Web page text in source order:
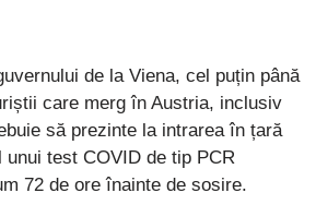
de la Viena, cel puțin până
care merg în Austria, inclusiv
să prezinte la intrarea în țară
unui test COVID de tip PCR
72 de ore înainte de sosire.